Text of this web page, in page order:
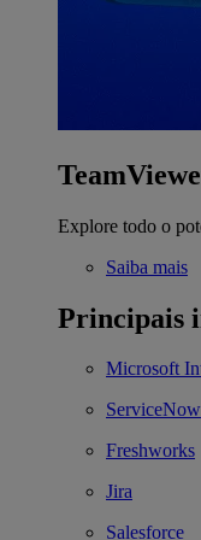
Explore todo o
Saiba mais
Principais
Microsoft
ServiceNow
Freshworks
Jira
Salesforce